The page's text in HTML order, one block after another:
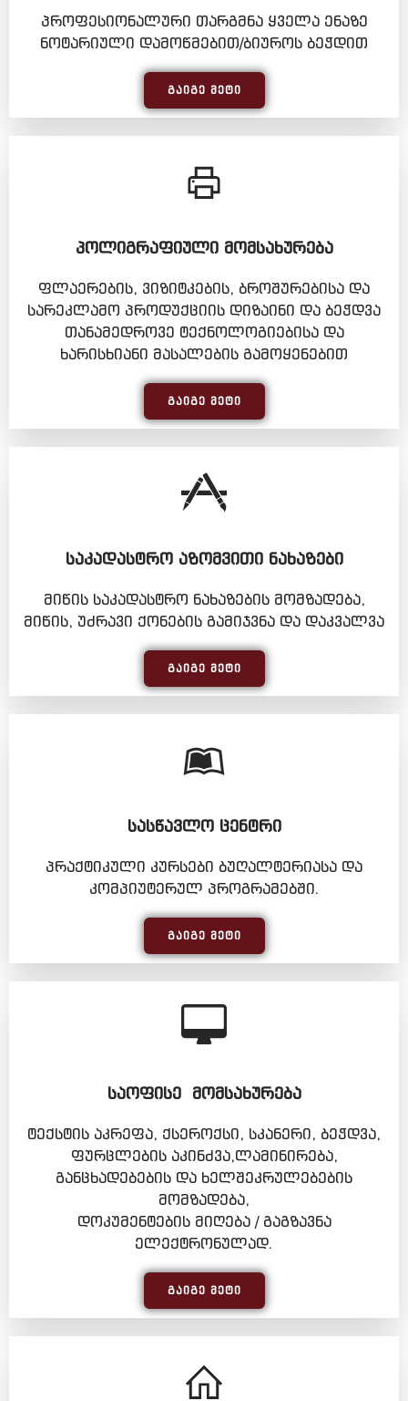
პროფესიონალური თარგმნა ყველა ენაზე
ნოტარიული დამოწმებით/ბიუროს ბეჭდით
ᲒᲐᲘᲒᲔ ᲛᲔᲢᲘ
ᲞᲝᲚᲘᲒᲠᲐᲤᲘᲣᲚᲘ ᲛᲝᲛᲡᲐᲮᲣᲠᲔᲑᲐ
ფლაერების, ვიზიტკების, ბროშურებისა და
სარეკლამო პროდუქციის დიზაინი და ბეჭდვა
თანამედროვე ტექნოლოგიებისა და
ხარისხიანი მასალების გამოყენებით
ᲒᲐᲘᲒᲔ ᲛᲔᲢᲘ
ᲡᲐᲙᲐᲓᲐᲡᲢᲠᲝ ᲐᲖᲝᲛᲕᲘᲗᲘ ᲜᲐᲮᲐᲖᲔᲑᲘ
მიწის საკადასტრო ნახაზების მომზადება,
მიწის, უძრავი ქონების გამიჯვნა და დაკვალვა
ᲒᲐᲘᲒᲔ ᲛᲔᲢᲘ
ᲡᲐᲡᲬᲐᲕᲚᲝ ᲪᲔᲜᲢᲠᲘ
პრაქტიკული კურსები ბუღალტერიასა და
კომპიუტერულ პროგრამებში.
ᲒᲐᲘᲒᲔ ᲛᲔᲢᲘ
ᲡᲐᲝᲤᲘᲡᲔ ᲛᲝᲛᲡᲐᲮᲣᲠᲔᲑᲐ
ტექსტის აკრეფა, ქსეროქსი, სკანერი, ბეჭდვა,
ფურცლების აკინძვა,ლამინირება,
განცხადებების და ხელშეკრულებების
მომზადება,
დოკუმენტების მიღება / გაგზავნა
ელექტრონულად.
ᲒᲐᲘᲒᲔ ᲛᲔᲢᲘ